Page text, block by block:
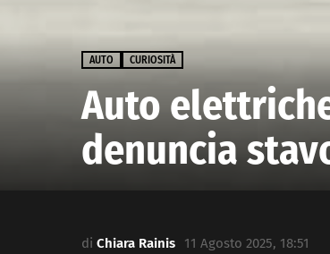
AUTO CURIOSITÀ
Auto
denuncia
di Chiara Rainis 11 Agosto 2025, 18:51